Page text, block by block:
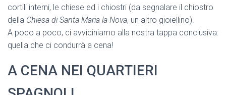
cortili interni, le chiese ed i chiostri (da segnalare il chiostro
della Chiesa di Santa Maria la Nova, un altro gioiellino).
A poco a poco, ci avviciniamo alla nostra tappa conclusiva:
quella che ci condurrà a cena!
A CENA NEI QUARTIERI